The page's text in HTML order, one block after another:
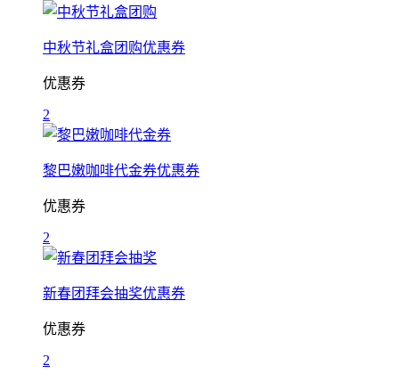
中秋节礼盒团购优惠券
优惠券
2
黎巴嫩咖啡代金券优惠券
优惠券
2
新春团拜会抽奖优惠券
优惠券
2